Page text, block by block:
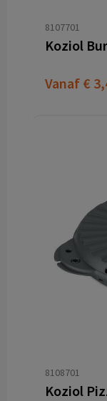
8107701
Vanaf €
8108701